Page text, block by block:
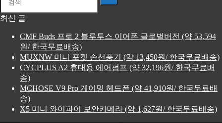
최신 글
CMF Buds 프로 2 블루투스 이어폰 글로벌버전 (약 53,594
원/ 한국무료배송)
MUXNW 미니 포켓 손선풍기 (약 13,450원/ 한국무료배송)
CYCPLUS A2 휴대용 에어펌프 (약 32,196원/ 한국무료배
송)
MCHOSE V9 Pro 게이밍 헤드폰 (약 41,910원/ 한국무료배
송)
X5 미니 와이파이 보안카메라 (약 1,627원/ 한국무료배송)